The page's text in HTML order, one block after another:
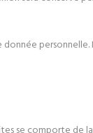
personnelle.
se comporte de